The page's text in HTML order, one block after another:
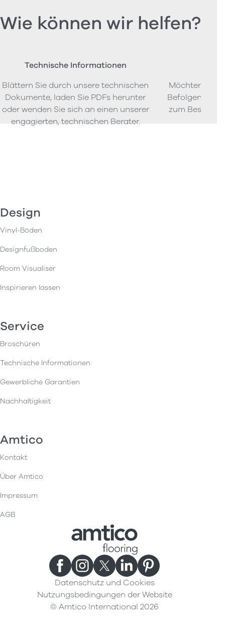
Wie können wir helfen?
Technische Informationen
Blättern Sie durch unsere technischen
Dokumente, laden Sie PDFs herunter
oder wenden Sie sich an einen unserer
engagierten, technischen Berater.
Möchten Sie
Befolgen Sie
zum
Design
Vinyl-Böden
Designfußboden
Room Visualiser
Inspirieren lassen
Service
Broschüren
Technische Informationen
Gewerbliche Garantien
Nachhaltigkeit
Amtico
Kontakt
Über Amtico
Impressum
AGB
Datenschutz und Cookies
Nutzungsbedingungen der Website
© Amtico International 2026